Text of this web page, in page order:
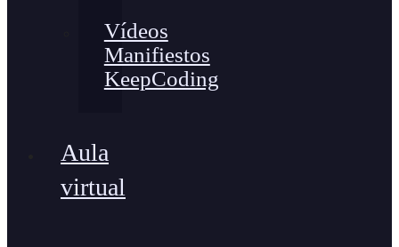
Vídeos
Manifiestos
KeepCoding
Aula
virtual